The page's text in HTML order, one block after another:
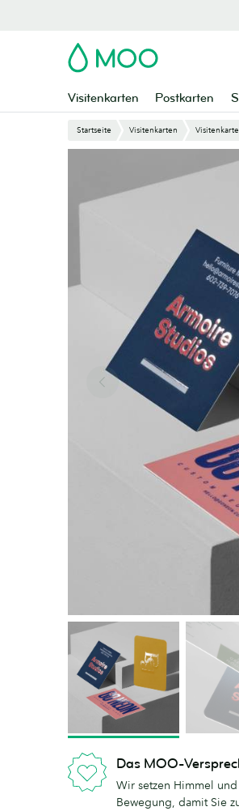
MOO
Visitenkarten Postkarten
Startseite Visitenkarten
Das MOO-
Wir setzen Himmel
Bewegung, damit Sie